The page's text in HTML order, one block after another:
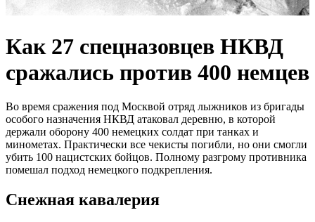
Как 27 спецназовцев НКВД
сражались против 400 немцев
Во время сражения под Москвой отряд лыжников из бригады
особого назначения НКВД атаковал деревню, в которой
держали оборону 400 немецких солдат при танках и
минометах. Практически все чекисты погибли, но они смогли
убить 100 нацистских бойцов. Полному разгрому противника
помешал подход немецкого подкрепления.
Снежная кавалерия